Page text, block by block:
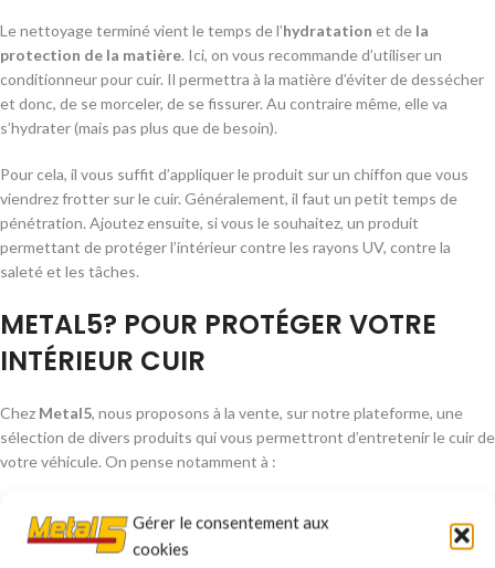
Gérer le consentement aux
cookies
Le nettoyage terminé vient le temps de l’hydratation et de la
protection de la matière. Ici, on vous recommande d’utiliser un
conditionneur pour cuir. Il permettra à la matière d’éviter de dessécher
et donc, de se morceler, de se fissurer. Au contraire même, elle va
s’hydrater (mais pas plus que de besoin).
Pour cela, il vous suffit d’appliquer le produit sur un chiffon que vous
viendrez frotter sur le cuir. Généralement, il faut un petit temps de
pénétration. Ajoutez ensuite, si vous le souhaitez, un produit
permettant de protéger l’intérieur contre les rayons UV, contre la
saleté et les tâches.
METAL5? POUR PROTÉGER VOTRE
INTÉRIEUR CUIR
Chez Metal5, nous proposons à la vente, sur notre plateforme, une
sélection de divers produits qui vous permettront d’entretenir le cuir de
votre véhicule. On pense notamment à :
La bombe Rénovateur cuir – Belgom (500ml)
La bombe Entretien cuir – Belgom (500ml)